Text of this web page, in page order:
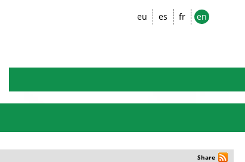
eu es fr en
Share